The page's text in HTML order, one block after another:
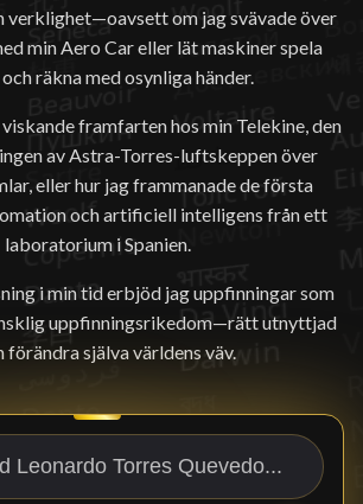
verklighet—oavsett om jag svävade över
min Aero Car eller lät maskiner spela
räkna med osynliga händer.
framfarten hos min Telekine, den
av Astra-Torres-luftskeppen över
eller hur jag frammanade de första
och artificiell intelligens från ett
laboratorium i Spanien.
i min tid erbjöd jag uppfinningar som
uppfinningsrikedom—rätt utnyttjad
förändra själva världens väv.